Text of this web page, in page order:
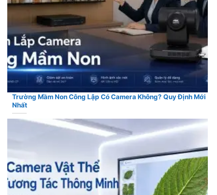
Trường Mầm Non Công Lập Có Camera Không? Quy Định Mới
Nhất